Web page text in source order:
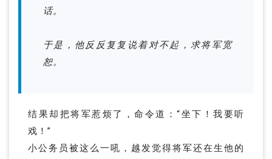
话。
于是，他反反复复说着对不起，求将军宽
恕。
结果却把将军惹烦了，命令道：“坐下！我要听
戏！”
小公务员被这么一吼，越发觉得将军还在生他的